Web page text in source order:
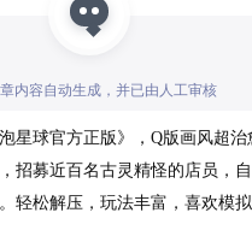
内容自动生成，并已由人工审核
星球官方正版》，Q版画风超治
招募近百名古灵精怪的店员，
轻松解压，玩法丰富，喜欢模